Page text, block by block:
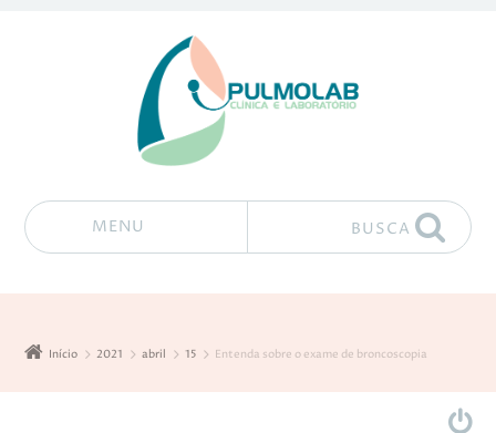
MENU BUSCA
Início 2021 abril 15 Entenda sobre o exame de broncoscopia